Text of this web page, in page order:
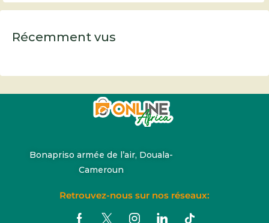
Récemment vus
Bonapriso armée de l’air, Douala-
Cameroun
Retrouvez-nous sur nos réseaux: